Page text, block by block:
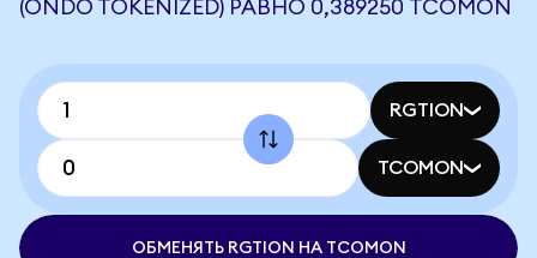
(ONDO TOKENIZED) РАВНО 0,389250 TCOMON
RGTION
TCOMON
ОБМЕНЯТЬ RGTION НА TCOMON